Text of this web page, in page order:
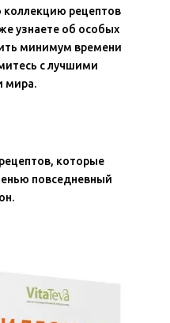
коллекцию рецептов
узнаете об особых
минимум времени
с лучшими
мира.
которые
повседневный